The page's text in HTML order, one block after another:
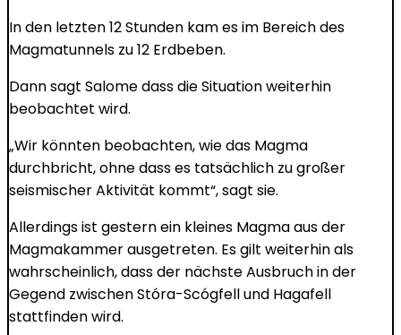
In den letzten 12 Stunden kam es im Bereich des
Magmatunnels zu 12 Erdbeben.
Dann sagt Salomedass die Situation weiterhin
beobachtet wird.
„Wir könnten beobachten, wie das Magma
durchbricht, ohne dass es tatsächlich zu großer
seismischer Aktivität kommt“, sagt sie.
Allerdings ist gestern ein kleines Magma aus der
Magmakammer ausgetreten. Es gilt weiterhin als
wahrscheinlich, dass der nächste Ausbruch in der
Gegend zwischen Stóra-Scógfell und Hagafell
stattfinden wird.